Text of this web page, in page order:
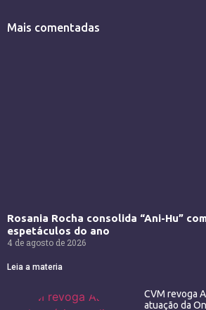
Mais comentadas
Rosania Rocha consolida “Ani-Hu”
espetáculos do ano
4 de agosto de 2026
Leia a materia
CVM revoga
atuação da